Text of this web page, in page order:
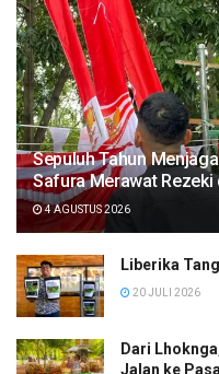
Sepuluh Tahun
Safura Merawat Rezeki
4 AGUSTUS 2026
Liberika
20 JULI 2026
Dari
Jalan ke